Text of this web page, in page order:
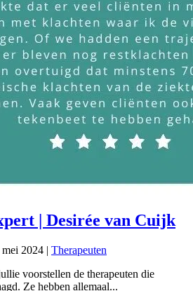
| Desirée van Cuijk
mei 2024 | Therapeuten
voorstellen de therapeuten die
Ze hebben allemaal...